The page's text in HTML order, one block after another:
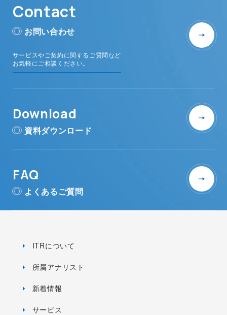
Contact
お問い合わせ
サービスやご契約に関するご質問など
お気軽にご相談ください。
Download
資料ダウンロード
FAQ
よくあるご質問
ITRについて
所属アナリスト
新着情報
サービス